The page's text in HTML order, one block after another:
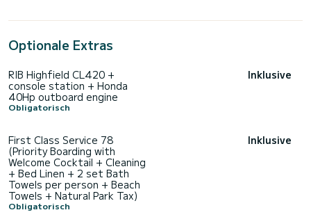
Optionale Extras
RIB Highfield CL420 +
console station + Honda
40Hp outboard engine
Obligatorisch
Inklusive
First Class Service 78
(Priority Boarding with
Welcome Cocktail + Cleaning
+ Bed Linen + 2 set Bath
Towels per person + Beach
Towels + Natural Park Tax)
Obligatorisch
Inklusive